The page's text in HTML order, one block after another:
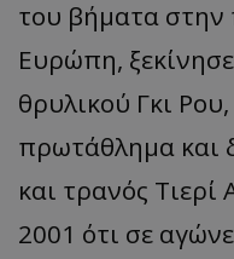
του βήματα στην
Ευρώπη,
θρυλικού Γκι
πρωτάθλημα και
και τρανός Τιερί
2001 ότι σε